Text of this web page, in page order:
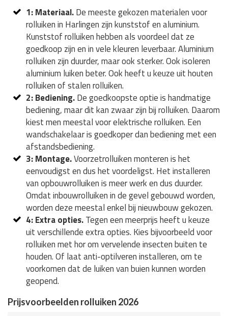
1: Materiaal.De meeste gekozen materialen voor
rolluiken in Harlingen zijn kunststof en aluminium.
Kunststof rolluiken hebben als voordeel dat ze
goedkoop zijn en in vele kleuren leverbaar. Aluminium
rolluiken zijn duurder, maar ook sterker. Ook isoleren
aluminium luiken beter. Ook heeft u keuze uit houten
rolluiken of stalen rolluiken.
2: Bediening.De goedkoopste optie is handmatige
bediening, maar dit kan zwaar zijn bij rolluiken. Daarom
kiest men meestal voor elektrische rolluiken. Een
wandschakelaar is goedkoper dan bediening met een
afstandsbediening.
3: Montage.Voorzetrolluiken monteren is het
eenvoudigst en dus het voordeligst. Het installeren
van opbouwrolluiken is meer werk en dus duurder.
Omdat inbouwrolluiken in de gevel gebouwd worden,
worden deze meestal enkel bij nieuwbouw gekozen.
4: Extra opties.Tegen een meerprijs heeft u keuze
uit verschillende extra opties. Kies bijvoorbeeld voor
rolluiken met hor om vervelende insecten buiten te
houden. Of laat anti-optilveren installeren, om te
voorkomen dat de luiken van buien kunnen worden
geopend.
Prijsvoorbeelden rolluiken 2026